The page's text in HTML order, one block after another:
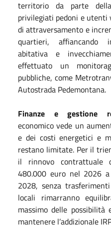
territorio da parte
privilegiati pedoni e
di attraversamento e
quartieri, affiancando
abitativa e
effettuato un
pubbliche, come
Autostrada Pedemontana.
Finanze e gestione
economico vede un
e dei costi energetici e
restano limitate. Per il
il rinnovo contrattuale
480.000 euro nel 2026
2028, senza
locali rimarranno
massimo delle
mantenere l’addizionale